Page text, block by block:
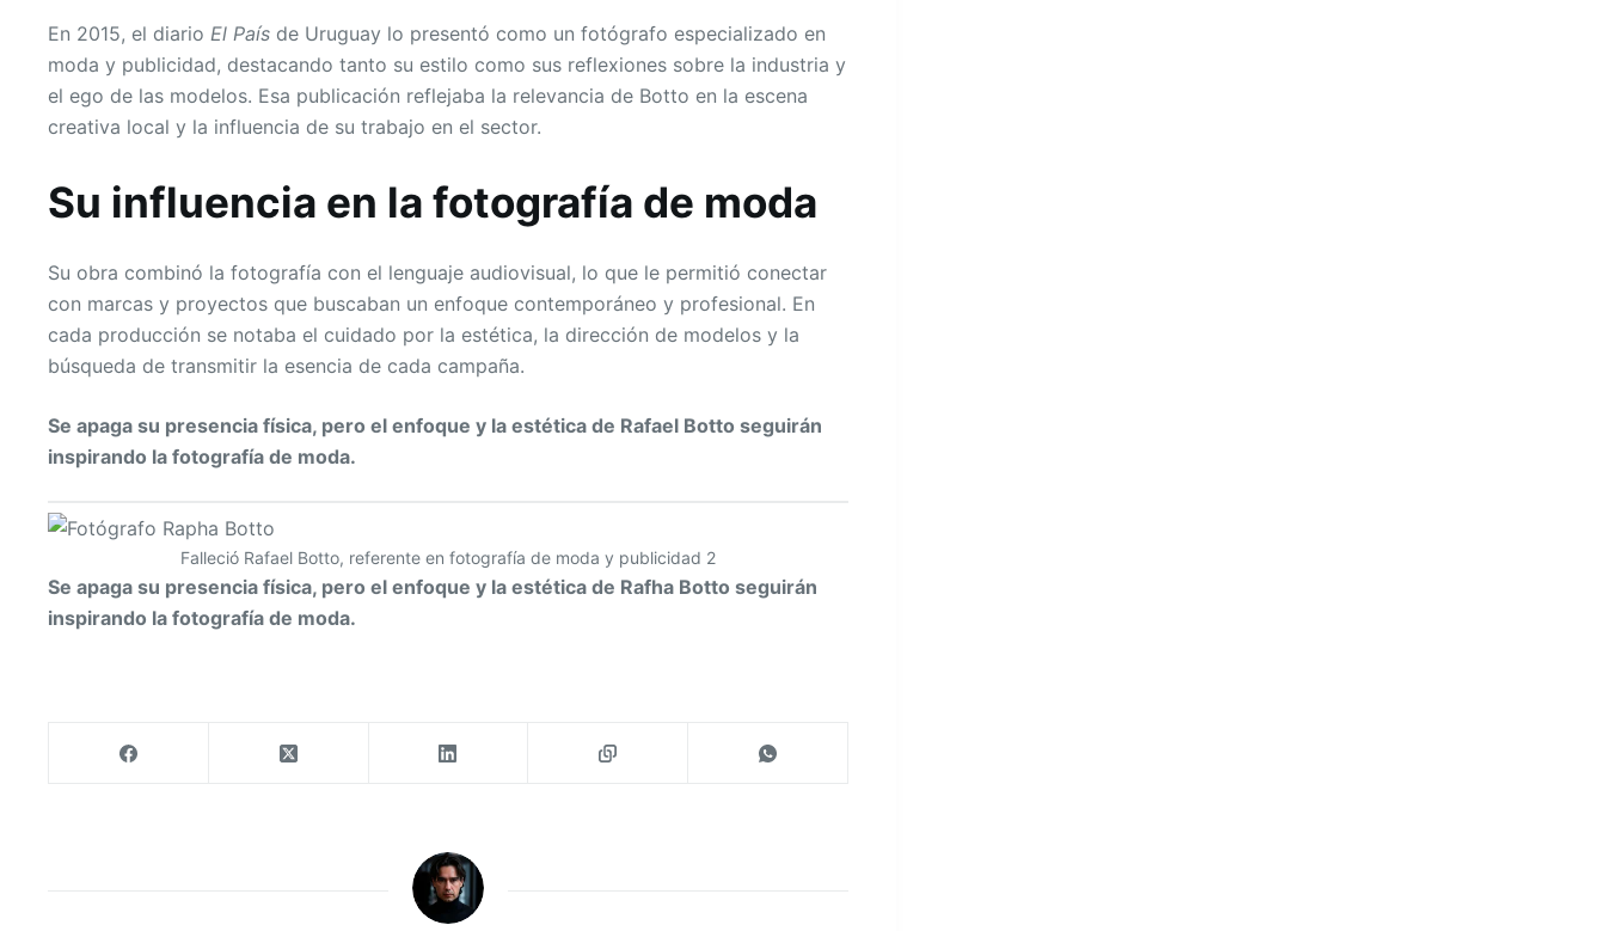
En 2015, el diario El País de Uruguay lo presentó como un fotógrafo especializado en
moda y publicidad, destacando tanto su estilo como sus reflexiones sobre la industria y
el ego de las modelos. Esa publicación reflejaba la relevancia de Botto en la escena
creativa local y la influencia de su trabajo en el sector.
Su influencia en la fotografía de moda
Su obra combinó la fotografía con el lenguaje audiovisual, lo que le permitió conectar
con marcas y proyectos que buscaban un enfoque contemporáneo y profesional. En
cada producción se notaba el cuidado por la estética, la dirección de modelos y la
búsqueda de transmitir la esencia de cada campaña.
Se apaga su presencia física, pero el enfoque y la estética de Rafael Botto seguirán
inspirando la fotografía de moda.
Falleció Rafael Botto, referente en fotografía de moda y publicidad 2
Se apaga su presencia física, pero el enfoque y la estética de Rafha Botto seguirán
inspirando la fotografía de moda.